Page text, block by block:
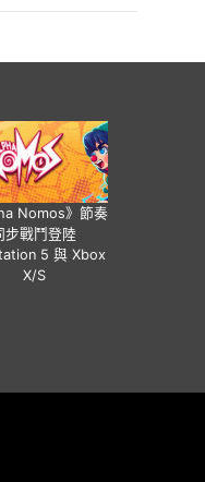
Nomos》節奏
步戰鬥登陸
5 與 Xbox
X/S